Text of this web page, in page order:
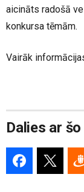
aicināts radošā
konkursa tēmām.
Vairāk
Dalies ar